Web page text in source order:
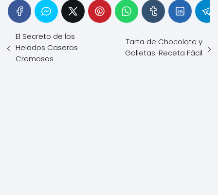
El Secreto de los
Helados Caseros
Cremosos
Tarta de Chocolate y
Galletas: Receta Fácil